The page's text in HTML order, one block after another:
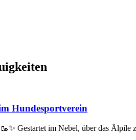
Hundesportverein
Gestartet im Nebel, über das